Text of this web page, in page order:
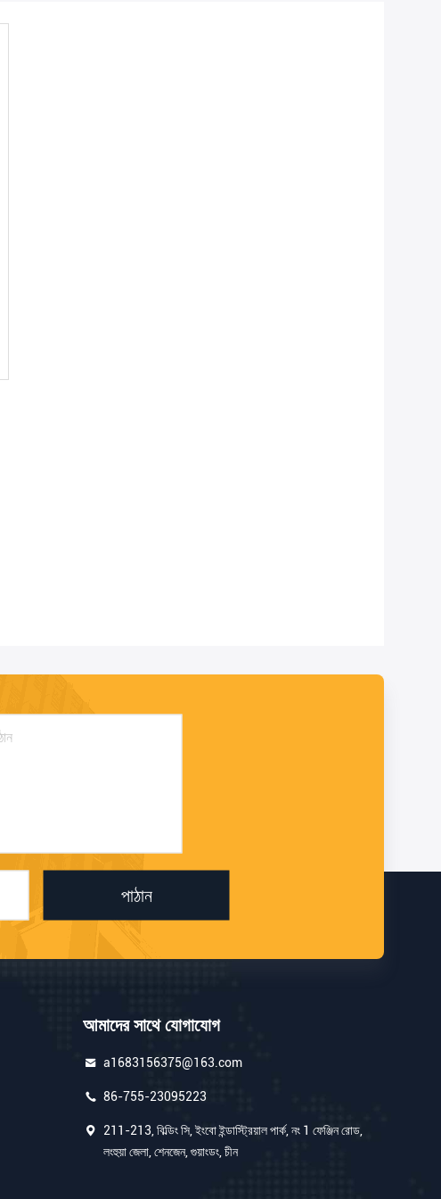
পাঠান
আমাদের সাথে যোগাযোগ
a1683156375@163.com
86-755-23095223
211-213, বিল্ডিং সি, ইংবো ইন্ডাস্ট্রিয়াল পার্ক, নং 1 ফেঞ্জিন রোড,
লংহুয়া জেলা, শেনজেন, গুয়াংডং, চীন